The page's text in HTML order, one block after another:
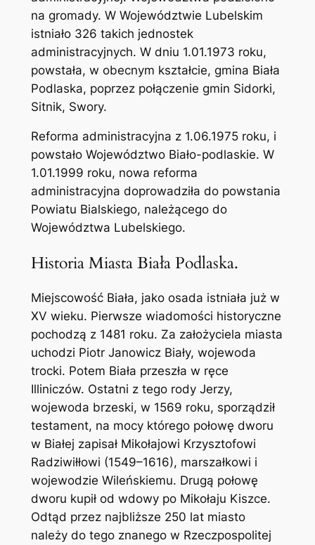
na gromady. W Województwie Lubelskim
istniało 326 takich jednostek
administracyjnych. W dniu 1.01.1973 roku,
powstała, w obecnym kształcie, gmina Biała
Podlaska, poprzez połączenie gmin Sidorki,
Sitnik, Swory.
Reforma administracyjna z 1.06.1975 roku, i
powstało Województwo Biało-podlaskie. W
1.01.1999 roku, nowa reforma
administracyjna doprowadziła do powstania
Powiatu Bialskiego, należącego do
Województwa Lubelskiego.
Historia Miasta Biała Podlaska.
Miejscowość Biała, jako osada istniała już w
XV wieku. Pierwsze wiadomości historyczne
pochodzą z 1481 roku. Za założyciela miasta
uchodzi Piotr Janowicz Biały, wojewoda
trocki. Potem Biała przeszła w ręce
Illiniczów. Ostatni z tego rody Jerzy,
wojewoda brzeski, w 1569 roku, sporządził
testament, na mocy którego połowę dworu
w Białej zapisał Mikołajowi Krzysztofowi
Radziwiłłowi (1549–1616), marszałkowi i
wojewodzie Wileńskiemu. Drugą połowę
dworu kupił od wdowy po Mikołaju Kiszce.
Odtąd przez najbliższe 250 lat miasto
należy do tego znanego w Rzeczpospolitej